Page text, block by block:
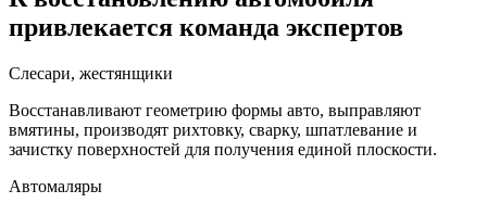
привлекается команда экспертов
Слесари, жестянщики
Восстанавливают геометрию формы авто, выправляют
вмятины, производят рихтовку, сварку, шпатлевание и
зачистку поверхностей для получения единой плоскости.
Автомаляры